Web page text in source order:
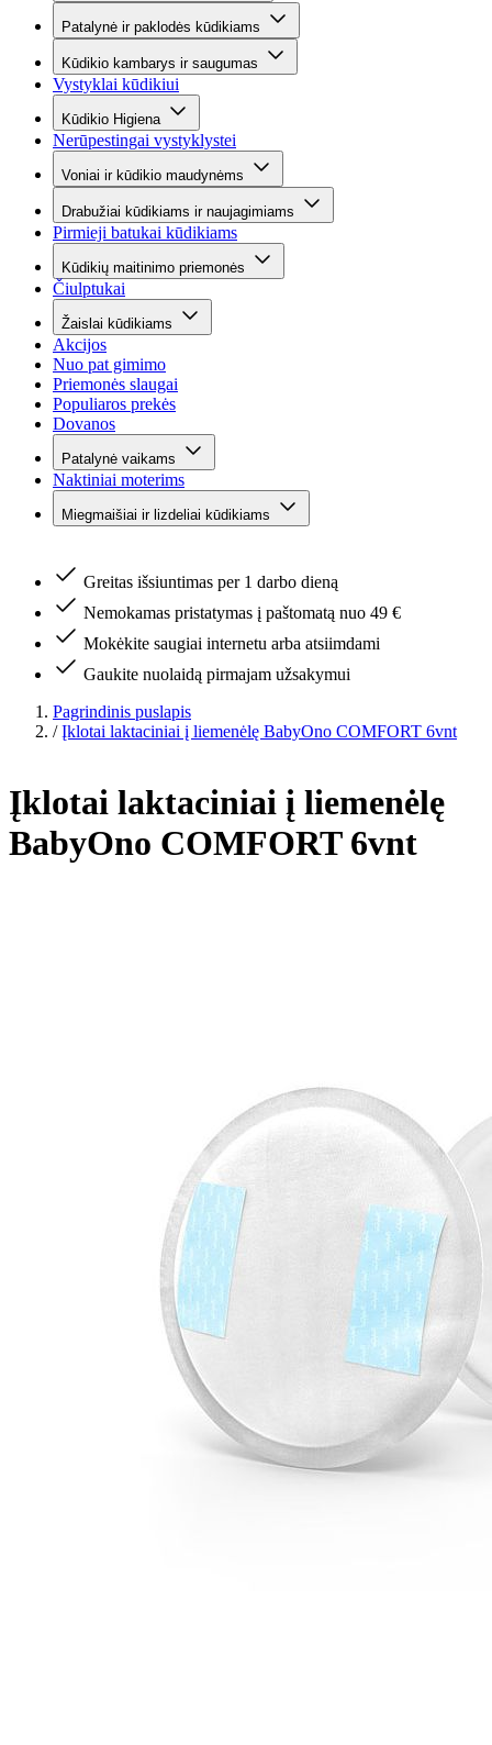
Patalynė ir paklodės kūdikiams
Kūdikio kambarys ir saugumas
Vystyklai kūdikiui
Kūdikio Higiena
Nerūpestingai vystyklystei
Voniai ir kūdikio maudynėms
Drabužiai kūdikiams ir naujagimiams
Pirmieji batukai kūdikiams
Kūdikių maitinimo priemonės
Čiulptukai
Žaislai kūdikiams
Akcijos
Nuo pat gimimo
Priemonės slaugai
Populiaros prekės
Dovanos
Patalynė vaikams
Naktiniai moterims
Miegmaišiai ir lizdeliai kūdikiams
Greitas išsiuntimas per 1 darbo dieną
Nemokamas pristatymas į paštomatą nuo 49 €
Mokėkite saugiai internetu arba atsiimdami
Gaukite nuolaidą pirmajam užsakymui
Pagrindinis puslapis
/ Įklotai laktaciniai į liemenėlę BabyOno COMFORT 6vnt
Įklotai laktaciniai į liemenėlę
BabyOno COMFORT 6vnt